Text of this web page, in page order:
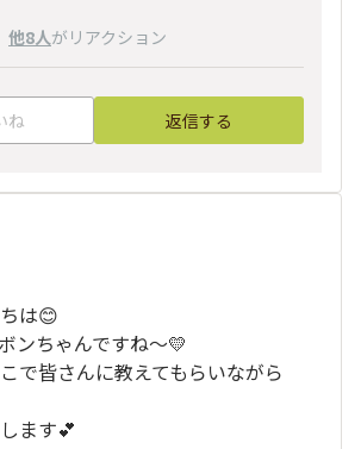
他8人がリアクション
ね 返信する
は😊
ンちゃんですね〜💛
で皆さんに教えてもらいながら
ます💕